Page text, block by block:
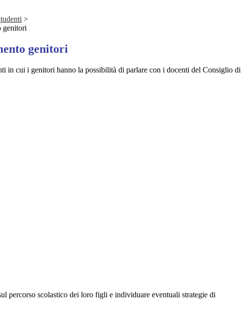
>
genitori
genitori
in cui i genitori hanno la possibilità di parlare con i docenti del Consiglio di
percorso scolastico dei loro figli e individuare eventuali strategie di